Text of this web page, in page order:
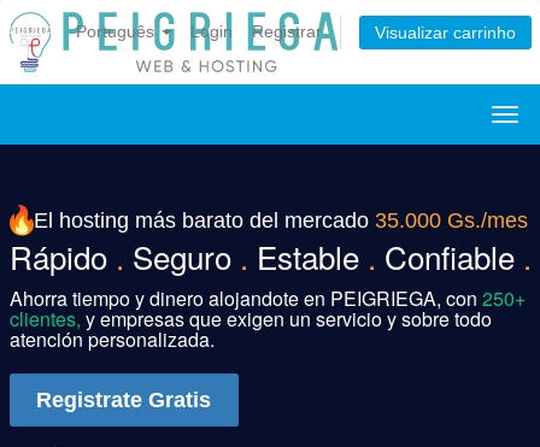
Português Login Registrar Visualizar carrinho
El hosting más barato del mercado 35.000 Gs./mes
Rápido . Seguro . Estable . Confiable .
Ahorra tiempo y dinero alojandote en PEIGRIEGA, con 250+
clientes, y empresas que exigen un servicio y sobre todo
atención personalizada.
Registrate Gratis